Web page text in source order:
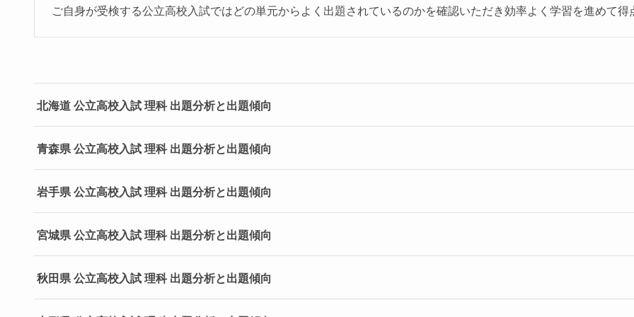
ご自身が受検する公立高校入試ではどの単元からよく出題されているのかを確認いただき効率よく学習を進めて得
北海道 公立高校入試 理科 出題分析と出題傾向
青森県 公立高校入試 理科 出題分析と出題傾向
岩手県 公立高校入試 理科 出題分析と出題傾向
宮城県 公立高校入試 理科 出題分析と出題傾向
秋田県 公立高校入試 理科 出題分析と出題傾向